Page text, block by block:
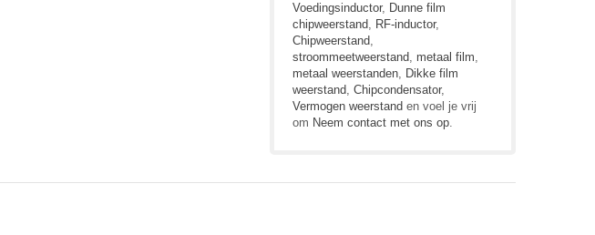
Voedingsinductor, Dunne film
chipweerstand, RF-inductor,
Chipweerstand,
stroommeetweerstand, metaal film,
metaal weerstanden, Dikke film
weerstand, Chipcondensator,
Vermogen weerstand en voel je vrij
om Neem contact met ons op.